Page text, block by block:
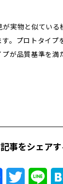
実物と似てい
。プロトタイ
が品質基準を
事をシェアす
FacebookTwitter Line